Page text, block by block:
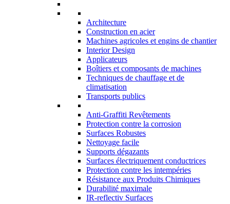
Architecture
Construction en acier
Machines agricoles et engins de chantier
Interior Design
Applicateurs
Boîtiers et composants de machines
Techniques de chauffage et de
climatisation
Transports publics
Anti-Graffiti Revêtements
Protection contre la corrosion
Surfaces Robustes
Nettoyage facile
Supports dégazants
Surfaces électriquement conductrices
Protection contre les intempéries
Résistance aux Produits Chimiques
Durabilité maximale
IR-reflectiv Surfaces